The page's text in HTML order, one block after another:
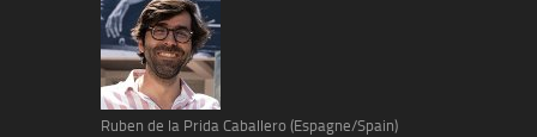
Ruben de la Prida Caballero (Espagne/Spain)